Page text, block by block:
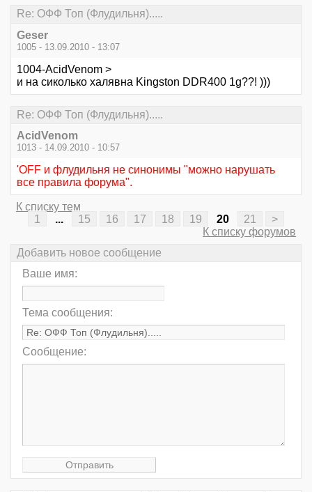
Re: ОФФ Топ (Флудильня).....
Geser
1005 - 13.09.2010 - 13:07
1004-AcidVenom >
и на сиколько халявна Kingston DDR400 1g??! )))
Re: ОФФ Топ (Флудильня).....
AcidVenom
1013 - 14.09.2010 - 10:57
'OFF и флудильня не синонимы "можно нарушать
все правила форума".
К списку тем
1
... 15 16 17 18 19 20 21
>
К списку форумов
Добавить новое сообщение
Ваше имя:
Тема сообщения:
Сообщение: